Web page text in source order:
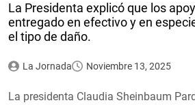
La Presidenta explicó que los
entregado en efectivo y en
el tipo de daño.
La Jornada Noviembre 13, 2025
La presidenta Claudia Sheinbaum